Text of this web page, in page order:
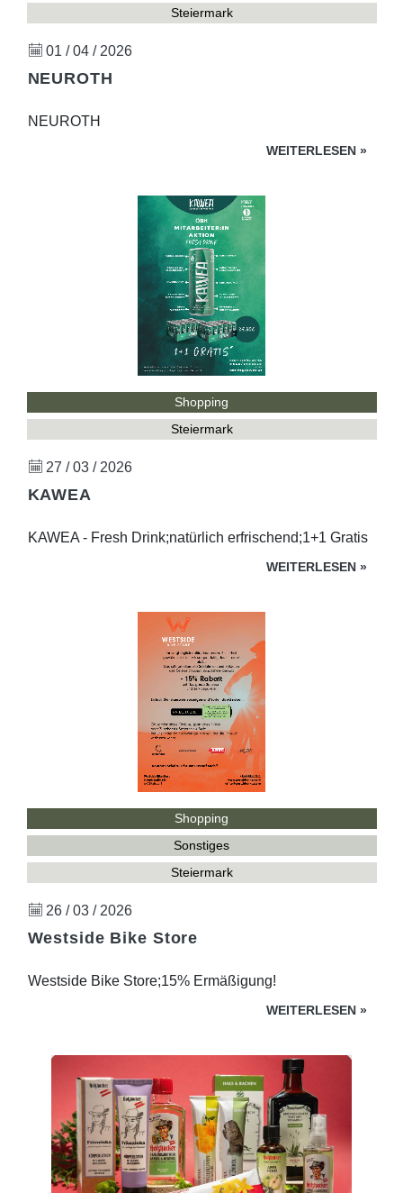
Steiermark
01 / 04 / 2026
NEUROTH
NEUROTH
WEITERLESEN »
Shopping
Steiermark
27 / 03 / 2026
KAWEA
KAWEA - Fresh Drink;natürlich erfrischend;1+1 Gratis
WEITERLESEN »
Shopping
Sonstiges
Steiermark
26 / 03 / 2026
Westside Bike Store
Westside Bike Store;15% Ermäßigung!
WEITERLESEN »